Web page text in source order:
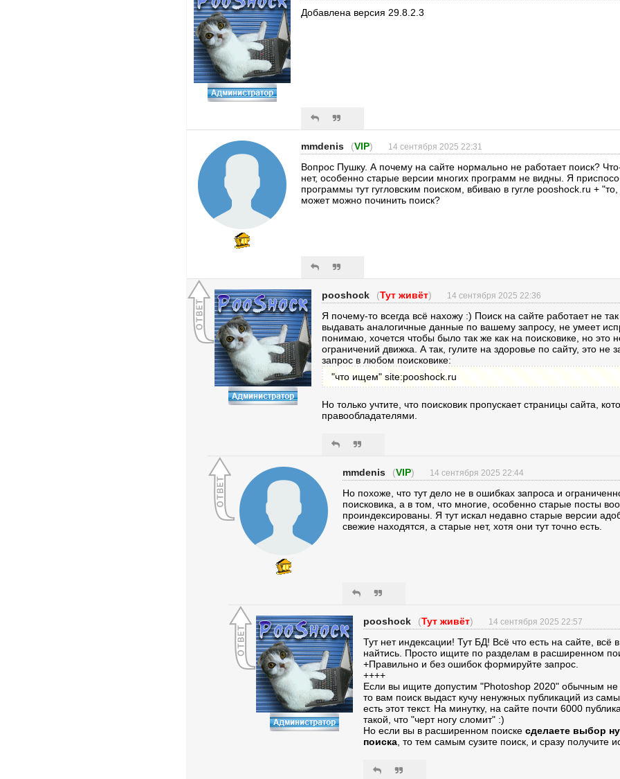
Добавлена версия 29.8.2.3
mmdenis (VIP) 14 сентября 2025 22:31
Вопрос Пушку. А почему на сайте нормально не работает поиск?
нет, особенно старые версии многих программ не видны. Я
программы тут гугловским поиском, вбиваю в гугле pooshock.ru +
может можно починить поиск?
pooshock (Тут живёт) 14 сентября 2025 22:36
Я почему-то всегда всё нахожу :) Поиск на сайте работает не
выдавать аналогичные данные по вашему запросу, не умеет
понимаю, хочется чтобы было так же как на поисковике, но это
ограничений движка. А так, гулите на здоровье по сайту, это
запрос в любом поисковике:
"что ищем" site:pooshock.ru
Но только учтите, что поисковик пропускает страницы сайта,
правообладателями.
mmdenis (VIP) 14 сентября 2025 22:44
Но похоже, что тут дело не в ошибках запроса и
поисковика, а в том, что многие, особенно старые посты
проиндексированы. Я тут искал недавно старые версии
свежие находятся, а старые нет, хотя они тут точно есть.
pooshock (Тут живёт) 14 сентября 2025 22:57
Тут нет индексации! Тут БД! Всё что есть на сайте,
найтись. Просто ищите по разделам в расширенном
+Правильно и без ошибок формируйте запрос.
++++
Если вы ищите допустим "Photoshop 2020" обычным
то вам поиск выдаст кучу ненужных публикаций из
есть этот текст. На минутку, на сайте почти 6000
такой, что "черт ногу сломит" :)
Но если вы в расширенном поиске сделаете выбор
поиска , то тем самым сузите поиск, и сразу получите